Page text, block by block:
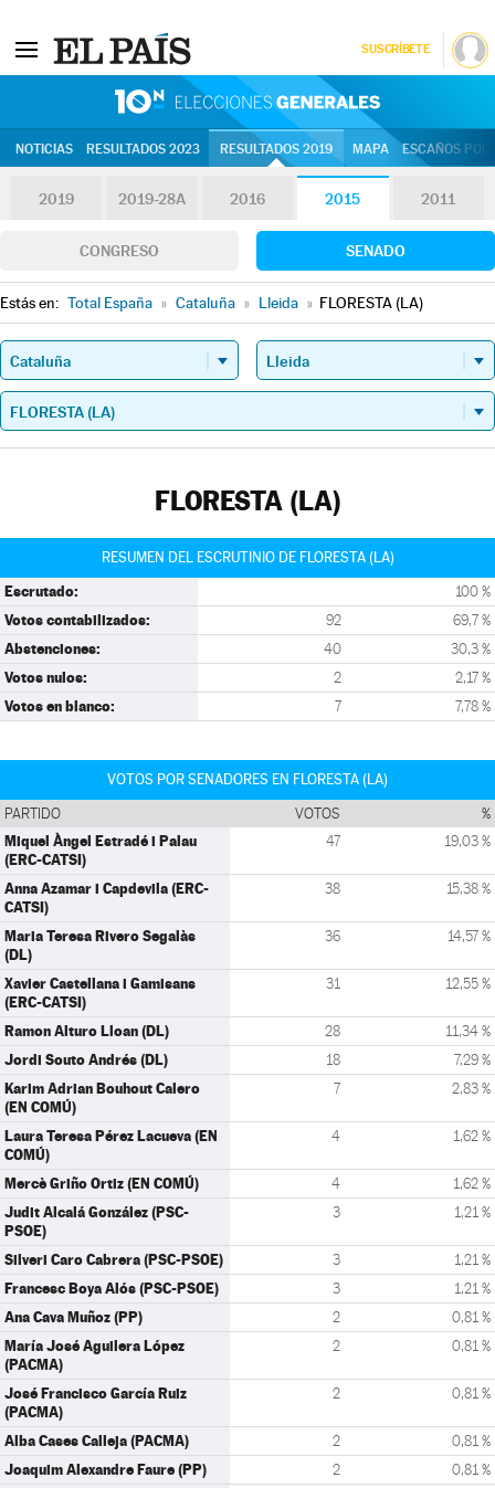
SUSCRÍBETE
NOTICIAS RESULTADOS 2023 RESULTADOS 2019 MAPA ESCAÑOS
2019 2019-28A 2016 2015 2011
CONGRESO SENADO
Estás en: Total España » Cataluña » Lleida » FLORESTA (LA)
FLORESTA (LA)
RESUMEN DEL ESCRUTINIO DE FLORESTA (LA)
Escrutado: 100 %
Votos contabilizados: 92 69,7 %
Abstenciones: 40 30,3 %
Votos nulos: 2 2,17 %
Votos en blanco: 7 7,78 %
VOTOS POR SENADORES EN FLORESTA (LA)
PARTIDO VOTOS %
Miquel Àngel Estradé i Palau
(ERC-CATSI)
47 19,03 %
Anna Azamar i Capdevila (ERC-
CATSI)
38 15,38 %
Maria Teresa Rivero Segalàs
(DL)
36 14,57 %
Xavier Castellana i Gamisans
(ERC-CATSI)
31 12,55 %
Ramon Alturo Lloan (DL) 28 11,34 %
Jordi Souto Andrés (DL) 18 7,29 %
Karim Adrian Bouhout Calero
(EN COMÚ)
7 2,83 %
Laura Teresa Pérez Lacueva (EN
COMÚ)
4 1,62 %
Mercè Griño Ortiz (EN COMÚ) 4 1,62 %
Judit Alcalá González (PSC-
PSOE)
3 1,21 %
Silveri Caro Cabrera (PSC-PSOE) 3 1,21 %
Francesc Boya Alós (PSC-PSOE) 3 1,21 %
Ana Cava Muñoz (PP) 2 0,81 %
María José Aguilera López
(PACMA)
2 0,81 %
José Francisco García Ruiz
(PACMA)
2 0,81 %
Alba Cases Calleja (PACMA) 2 0,81 %
Joaquim Alexandre Faure (PP) 2 0,81 %